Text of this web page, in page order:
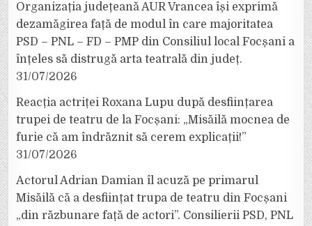
Organizația județeană AUR Vrancea își exprimă
dezamăgirea față de modul în care majoritatea
PSD – PNL – FD – PMP din Consiliul local Focșani a
înțeles să distrugă arta teatrală din județ.
31/07/2026
Reacția actriței Roxana Lupu după desființarea
trupei de teatru de la Focșani: „Misăilă mocnea de
furie că am îndrăznit să cerem explicații!”
31/07/2026
Actorul Adrian Damian îl acuză pe primarul
Misăilă că a desființat trupa de teatru din Focșani
„din răzbunare față de actori”. Consilierii PSD, PNL